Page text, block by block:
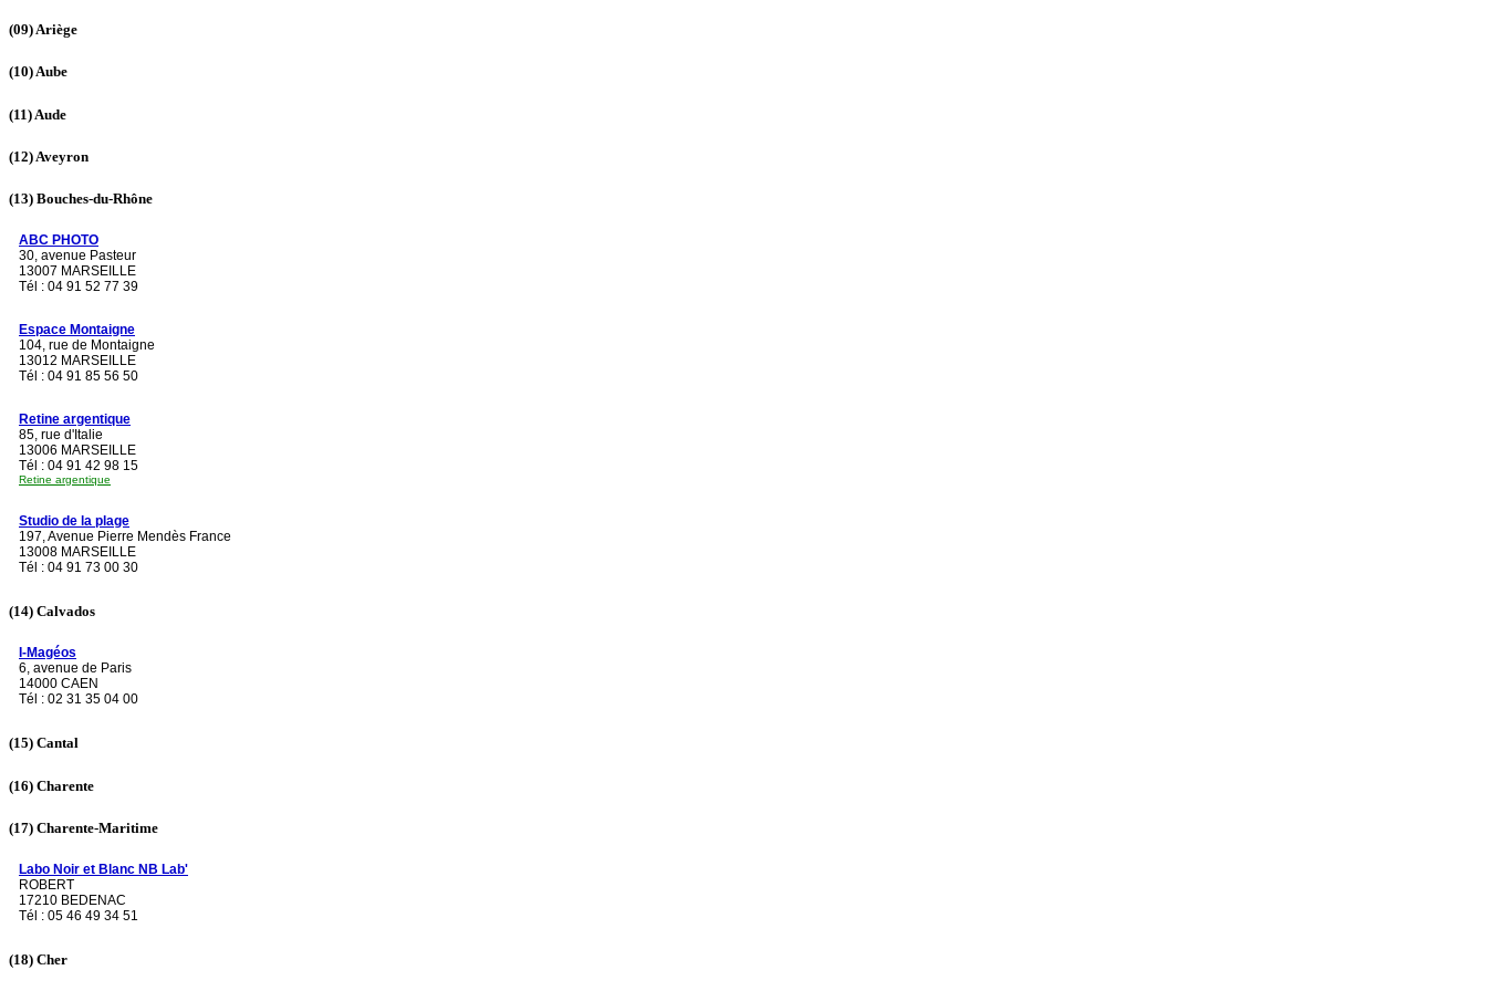
(09)Ariège
(10)Aube
(11) Aude
(12) Aveyron
(13) Bouches-du-Rhône
ABC PHOTO
30, avenue Pasteur
13007 MARSEILLE
Tél : 04 91 52 77 39
Espace Montaigne
104, rue de Montaigne
13012 MARSEILLE
Tél : 04 91 85 56 50
Retine argentique
85, rue d'Italie
13006 MARSEILLE
Tél : 04 91 42 98 15
Retine argentique
Studio de la plage
197, Avenue Pierre Mendès France
13008 MARSEILLE
Tél : 04 91 73 00 30
(14) Calvados
I-Magéos
6, avenue de Paris
14000 CAEN
Tél : 02 31 35 04 00
(15) Cantal
(16) Charente
(17) Charente-Maritime
Labo Noir et Blanc NB Lab'
ROBERT
17210 BEDENAC
Tél : 05 46 49 34 51
(18) Cher